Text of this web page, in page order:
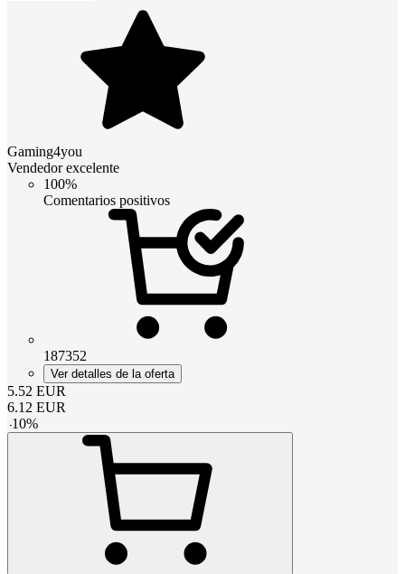
Gaming4you
Vendedor excelente
100%
Comentarios positivos
187352
Ver detalles de la oferta
5.52 EUR
6.12 EUR
-10%